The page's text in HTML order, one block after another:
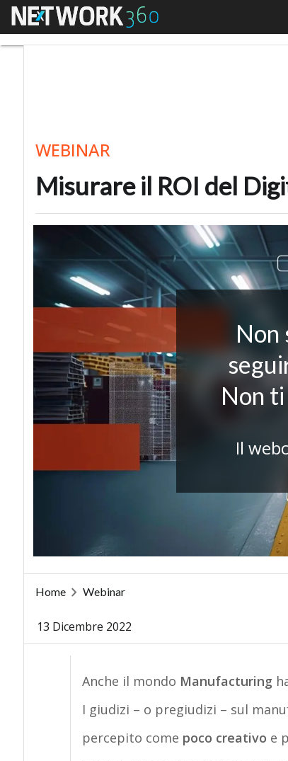
Menu
WEBINAR
Misurare il ROI del
Non
Non
Il
Home Webinar
13 Dicembre 2022
Anche il mondo Manufacturing
I giudizi – o pregiudizi – sul
percepito come poco creativo e